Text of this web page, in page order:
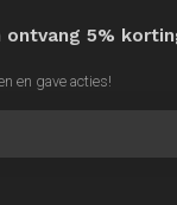
5%
en gave acties!